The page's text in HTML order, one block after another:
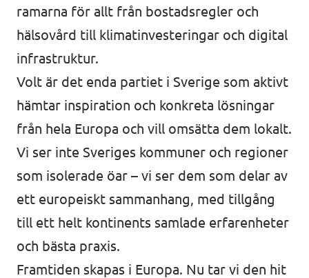
ramarna för allt från bostadsregler och
hälsovård till klimatinvesteringar och digital
infrastruktur.
Volt är det enda partiet i Sverige som aktivt
hämtar inspiration och konkreta lösningar
från hela Europa och vill omsätta dem lokalt.
Vi ser inte Sveriges kommuner och regioner
som isolerade öar – vi ser dem som delar av
ett europeiskt sammanhang, med tillgång
till ett helt kontinents samlade erfarenheter
och bästa praxis.
Framtiden skapas i Europa. Nu tar vi den hit